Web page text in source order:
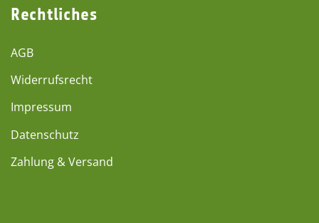
Rechtliches
AGB
Widerrufsrecht
Impressum
Datenschutz
Zahlung & Versand